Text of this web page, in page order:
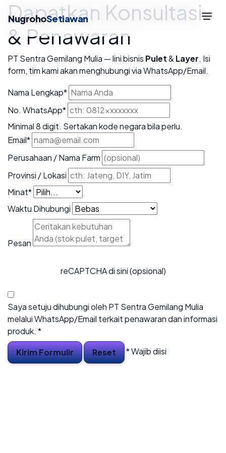
NugrohoSetiawan
Dapatkan Konsultasi
& Penawaran
PT Sentra Gemilang Mulia — lini bisnis Pulet& Layer. Isi
form, tim kami akan menghubungi via WhatsApp/Email.
Nama Lengkap*
No. WhatsApp*
Minimal 8 digit. Sertakan kode negara bila perlu.
Email*
Perusahaan / Nama Farm
Provinsi / Lokasi
Minat*
Waktu Dihubungi
Pesan
reCAPTCHA di sini (opsional)
Saya setuju dihubungi oleh PT Sentra Gemilang Mulia
melalui WhatsApp/Email terkait penawaran dan informasi
produk. *
Kirim Formulir
Reset * Wajib diisi